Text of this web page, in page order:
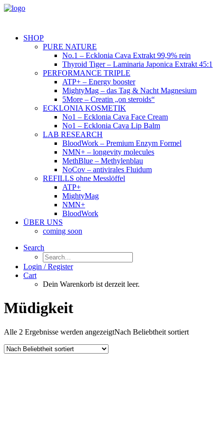
SHOP
PURE NATURE
No.1 – Ecklonia Cava Extrakt 99,9% rein
Thyroid Tiger – Laminaria Japonica Extrakt 45:1
PERFORMANCE TRIPLE
ATP+ – Energy booster
MightyMag – das Tag & Nacht Magnesium
5More – Creatin „on steroids“
ECKLONIA KOSMETIK
No1 – Ecklonia Cava Face Cream
No1 – Ecklonia Cava Lip Balm
LAB RESEARCH
BloodWork – Premium Enzym Formel
NMN+ – longevity molecules
MethBlue – Methylenblau
NoCov – antivirales Fluidum
REFILLS ohne Messlöffel
ATP+
MightyMag
NMN+
BloodWork
ÜBER UNS
coming soon
Search
Login / Register
Cart
Dein Warenkorb ist derzeit leer.
Müdigkeit
Alle 2 Ergebnisse werden angezeigtNach Beliebtheit sortiert